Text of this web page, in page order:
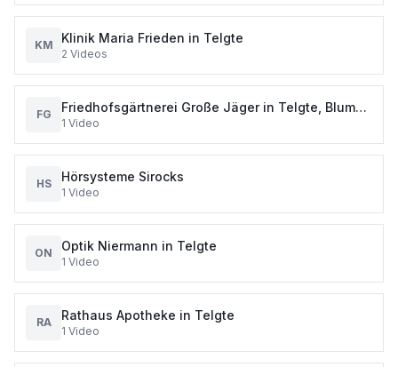
KM Klinik Maria Frieden in Telgte
2 Videos
FG
Friedhofsgärtnerei Große Jäger in Telgte, Blumen
und Pflanzen seit über 75 Jahre
1 Video
HS Hörsysteme Sirocks
1 Video
ON Optik Niermann in Telgte
1 Video
RA Rathaus Apotheke in Telgte
1 Video